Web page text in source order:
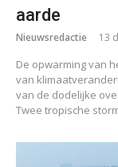
aarde
Nieuwsredactie 13
De opwarming van
van
van de dodelijke
Twee tropische